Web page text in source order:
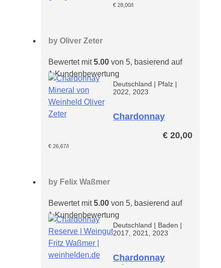
€ 28,00/l
by Oliver Zeter
Bewertet mit5.00von 5, basierend auf
1Kundenbewertung
Deutschland | Pfalz |
2022, 2023
Chardonnay
€ 20,00
€26,67/l
by Felix Waßmer
Bewertet mit5.00von 5, basierend auf
1Kundenbewertung
Deutschland | Baden |
2017, 2021, 2023
Chardonnay